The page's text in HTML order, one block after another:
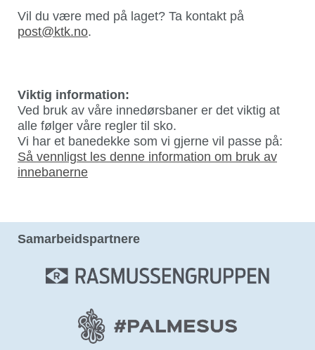
Vil du være med på laget? Ta kontakt på
post@ktk.no.
Viktig information:
Ved bruk av våre innedørsbaner er det viktig at
alle følger våre regler til sko.
Vi har et banedekke som vi gjerne vil passe på:
Så vennligst les denne information om bruk av
innebanerne
Samarbeidspartnere